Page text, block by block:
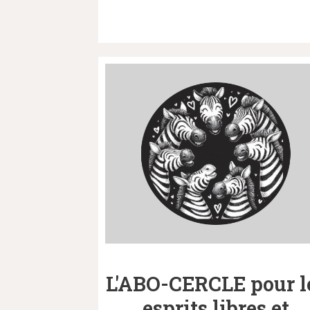
L'ABO-CERCLE pour